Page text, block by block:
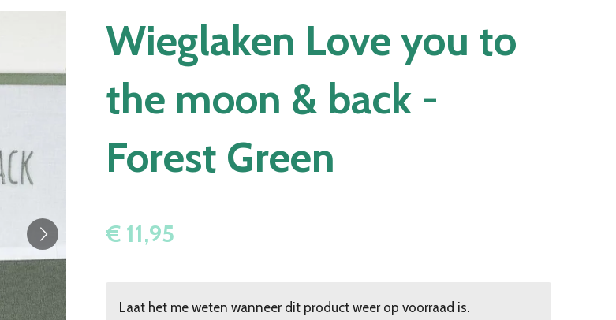
Wieglaken Love you to
the moon & back -
Forest Green
€ 11,95
Laat het me weten wanneer dit product weer op voorraad is.